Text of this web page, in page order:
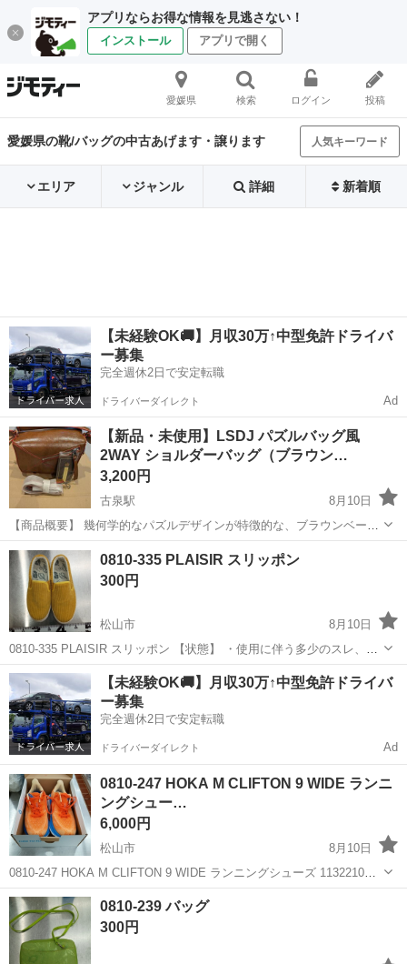
アプリならお得な情報を見逃さない！
インストール アプリで開く
愛媛県 検索 ログイン 投稿
愛媛県の靴/バッグの中古あげます・譲ります 人気キーワード
エリア ジャンル 詳細 新着順
【未経験OK🚚】月収30万↑中型免許ドライバ
ー募集
完全週休2日で安定転職
ドライバーダイレクト Ad
【新品・未使用】LSDJ パズルバッグ風
2WAY ショルダーバッグ（ブラウン…
3,200円
古泉駅
8月10日
【商品概要】 幾何学的なパズルデザインが特徴的な、ブラウンベース
にオレンジのパイピングが映えるおしゃれなショルダーバッグです。
ハンドバッグとしても、付属のストラップを取り付けてショルダーバ
ッグとしても使える2WAY仕様です。...
愛媛 伊予郡 オレンジ
0810-335 PLAISIR スリッポン
300円
松山市
8月10日
0810-335 PLAISIR スリッポン 【状態】 ・使用に伴う多少のスレ、キ
ズ、落としきれない汚れなどございます ・詳細は現地でご確認くださ
い ・お値引きは出来かねますのでご了承願います ※中古品のた...
愛媛 松山市 靴 現地
【未経験OK🚚】月収30万↑中型免許ドライバ
ー募集
完全週休2日で安定転職
ドライバーダイレクト Ad
0810-247 HOKA M CLIFTON 9 WIDE ランニ
ングシュー…
6,000円
松山市
8月10日
0810-247 HOKA M CLIFTON 9 WIDE ランニングシューズ 1132210
【状態】 ・使用に伴う多少のスレ、キズ、落としきれない汚れなどご
ざいます ・詳細は現地でご確認ください ・お値...
愛媛 松山市
0810-239 バッグ
300円